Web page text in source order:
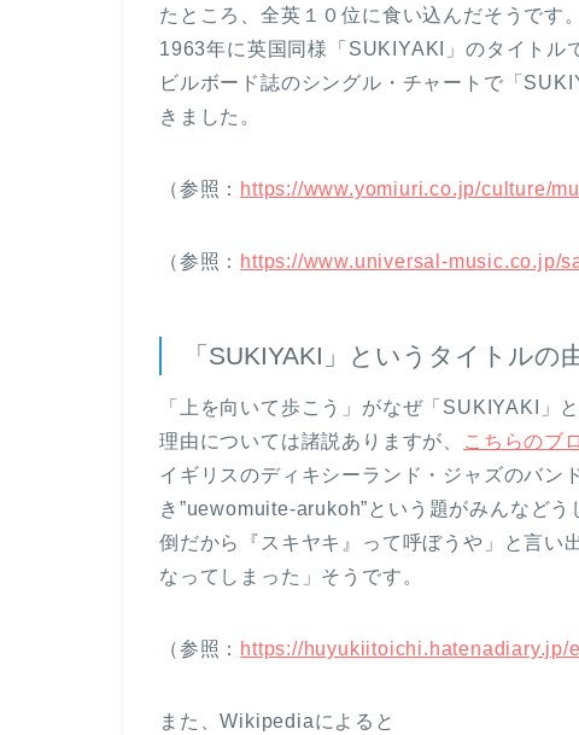
たところ、全英１０位に食い込んだそうです
1963年に英国同様「SUKIYAKI」のタイトル
ビルボード誌のシングル・チャートで「
きました。
（参照： https://www.yomiuri.co.jp/culture/
（参照： https://www.universal-music.co.jp/
「SUKIYAKI」というタイトルの
「上を向いて歩こう」がなぜ「SUKIYAKI」
理由については諸説ありますが、
こちらのブ
イギリスのディキシーランド・ジャズのバン
き”uewomuite-arukoh”という題がみんなど
倒だから『スキヤキ』って呼ぼうや」と言い
なってしまった」そうです。
（参照： https://huyukiitoichi.hatenadiary.jp/
また、Wikipediaによると